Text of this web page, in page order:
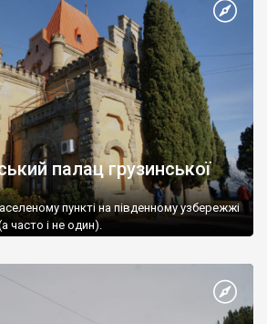
палац грузинської
пункті на південному узбережжі
часто і не один).